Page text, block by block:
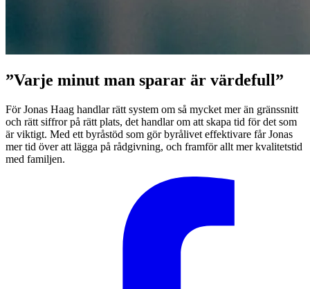
”Varje minut man sparar är värdefull”
För Jonas Haag handlar rätt system om så mycket mer än gränssnitt
och rätt siffror på rätt plats, det handlar om att skapa tid för det som
är viktigt. Med ett byråstöd som gör byrålivet effektivare får Jonas
mer tid över att lägga på rådgivning, och framför allt mer kvalitetstid
med familjen.